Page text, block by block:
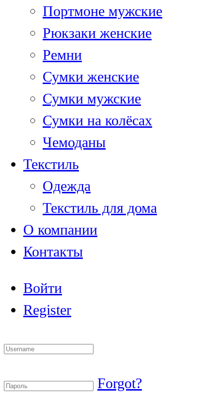
Портмоне мужские
Рюкзаки женские
Ремни
Сумки женские
Сумки мужские
Сумки на колёсах
Чемоданы
Текстиль
Одежда
Текстиль для дома
О компании
Контакты
Войти
Register
Forgot?